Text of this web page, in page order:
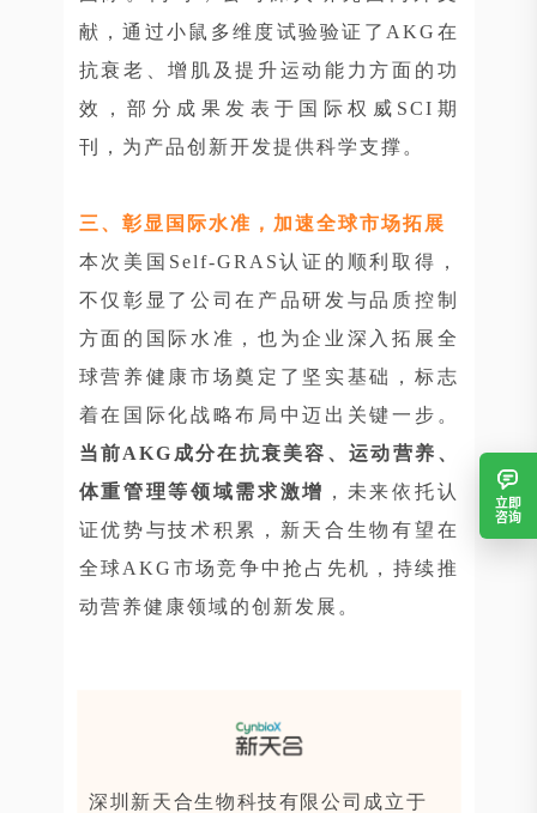
献，通过小鼠多维度试验验证了AKG在
抗衰老、增肌及提升运动能力方面的功
效，部分成果发表于国际权威SCI期
刊，为产品创新开发提供科学支撑。
三、彰显国际水准，加速全球市场拓展
本次美国Self-GRAS认证的顺利取得，
不仅彰显了公司在产品研发与品质控制
方面的国际水准，也为企业深入拓展全
球营养健康市场奠定了坚实基础，标志
着在国际化战略布局中迈出关键一步。
当前AKG成分在抗衰美容、运动营养、
体重管理等领域需求激增 ，未来依托认
证优势与技术积累，新天合生物有望在
全球AKG市场竞争中抢占先机，持续推
动营养健康领域的创新发展。
深圳新天合生物科技有限公司成立于
立即
咨询